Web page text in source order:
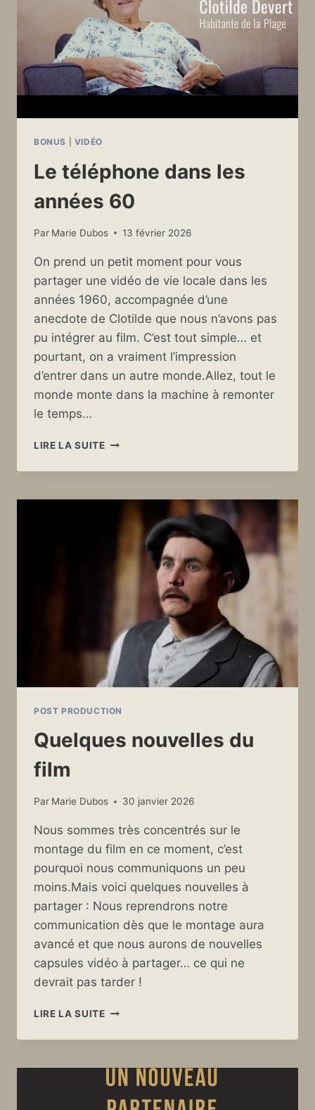
BONUS VIDÉO
Le téléphone dans les
années 60
Par Marie Dubos 13 février 2026
On prend un petit moment pour vous
partager une vidéo de vie locale dans les
années 1960, accompagnée d’une
anecdote de Clotilde que nous n’avons pas
pu intégrer au film. C’est tout simple… et
pourtant, on a vraiment l’impression
d’entrer dans un autre monde.Allez, tout le
monde monte dans la machine à remonter
le temps…
LIRE LA SUITELE
DANS
ANNÉES
POST PRODUCTION
Quelques nouvelles du
film
Par Marie Dubos 30 janvier 2026
Nous sommes très concentrés sur le
montage du film en ce moment, c’est
pourquoi nous communiquons un peu
moins.Mais voici quelques nouvelles à
partager : Nous reprendrons notre
communication dès que le montage aura
avancé et que nous aurons de nouvelles
capsules vidéo à partager… ce qui ne
devrait pas tarder !
LIRE LA SUITEQUELQUES
DU